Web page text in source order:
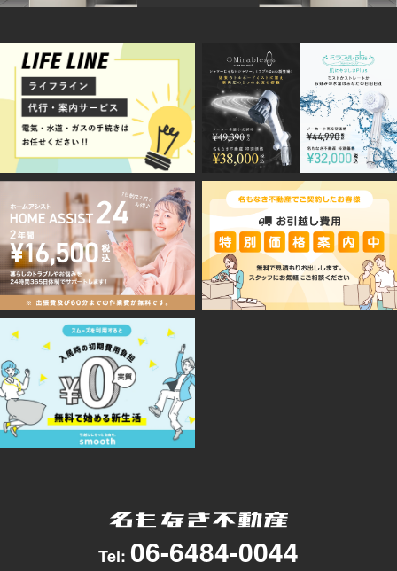
Tel: 06-6484-0044